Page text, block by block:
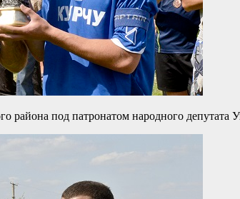
района под патронатом народного